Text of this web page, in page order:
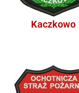
Kaczkowo